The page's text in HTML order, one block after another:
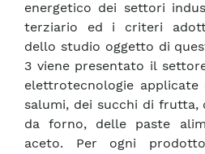
energetico dei settori
terziario ed i criteri
dello studio oggetto di
3 viene presentato il
elettrotecnologie applicate
salumi, dei succhi di
da forno, delle paste
aceto. Per ogni